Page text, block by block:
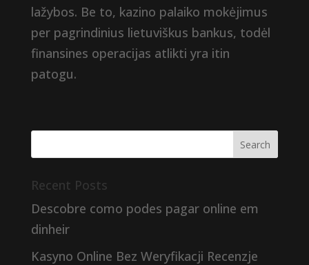
lažybos. Be to, kazino palaiko mokėjimus
per pagrindinius lietuviškus bankus, todėl
finansines operacijas atlikti yra itin
patogu.
Recent Posts
Descobre como podes pagar online em
dinheir
Kasyno Online Bez Weryfikacji Recenzje